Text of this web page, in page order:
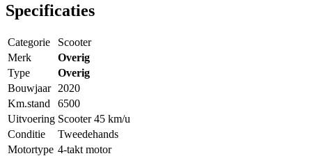
Specificaties
Categorie
Scooter
Merk
Overig
Type
Overig
Bouwjaar
2020
Km.stand
6500
Uitvoering Scooter 45 km/u
Conditie
Tweedehands
Motortype 4-takt motor